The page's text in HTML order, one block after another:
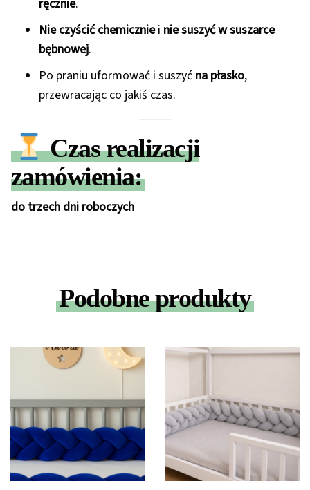
ręcznie.
Nie czyścić chemiczniei nie suszyć w suszarce
bębnowej.
Po praniu uformować i suszyć na płasko,
przewracając co jakiś czas.
Czas realizacji
zamówienia:
do trzech dni roboczych
Podobne produkty